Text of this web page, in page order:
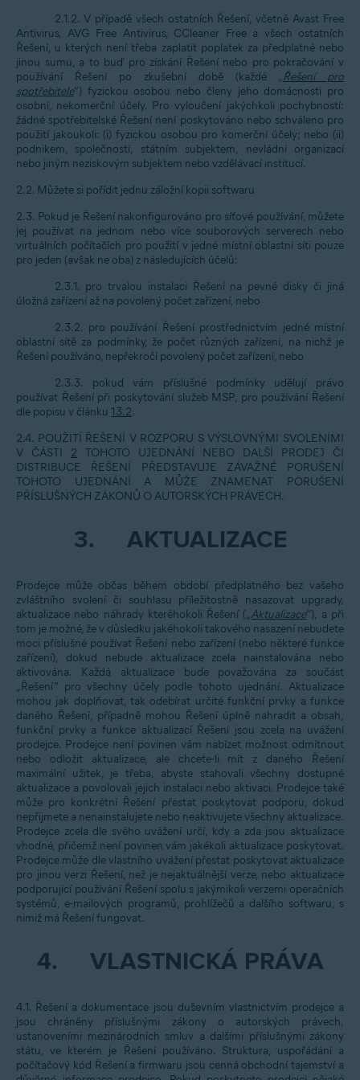
2.1.2. V případě všech ostatních Řešení, včetně Avast Free
Antivirus, AVG Free Antivirus, CCleaner Free a všech ostatních
Řešení, u kterých není třeba zaplatit poplatek za předplatné nebo
jinou sumu, a to buď pro získání Řešení nebo pro pokračování v
používání Řešení po zkušební době (každé „Řešení pro
spotřebitele“) fyzickou osobou nebo členy jeho domácnosti pro
osobní, nekomerční účely. Pro vyloučení jakýchkoli pochybností:
žádné spotřebitelské Řešení není poskytováno nebo schváleno pro
použití jakoukoli: (i) fyzickou osobou pro komerční účely; nebo (ii)
podnikem, společností, státním subjektem, nevládní organizací
nebo jiným neziskovým subjektem nebo vzdělávací institucí.
2.2. Můžete si pořídit jednu záložní kopii softwaru
2.3. Pokud je Řešení nakonfigurováno pro síťové používání, můžete
jej používat na jednom nebo více souborových serverech nebo
virtuálních počítačích pro použití v jedné místní oblastní síti pouze
pro jeden (avšak ne oba) z následujících účelů:
2.3.1. pro trvalou instalaci Řešení na pevné disky či jiná
úložná zařízení až na povolený počet zařízení, nebo
2.3.2. pro používání Řešení prostřednictvím jedné místní
oblastní sítě za podmínky, že počet různých zařízení, na nichž je
Řešení používáno, nepřekročí povolený počet zařízení, nebo
2.3.3. pokud vám příslušné podmínky udělují právo
používat Řešení při poskytování služeb MSP, pro používání Řešení
dle popisu v článku 13.2.
2.4. POUŽITÍ ŘEŠENÍ V ROZPORU S VÝSLOVNÝMI SVOLENÍMI
V ČÁSTI 2 TOHOTO UJEDNÁNÍ NEBO DALŠÍ PRODEJ ČI
DISTRIBUCE ŘEŠENÍ PŘEDSTAVUJE ZÁVAŽNÉ PORUŠENÍ
TOHOTO UJEDNÁNÍ A MŮŽE ZNAMENAT PORUŠENÍ
PŘÍSLUŠNÝCH ZÁKONŮ O AUTORSKÝCH PRÁVECH.
3. AKTUALIZACE
Prodejce může občas během období předplatného bez vašeho
zvláštního svolení či souhlasu příležitostně nasazovat upgrady,
aktualizace nebo náhrady kteréhokoli Řešení („Aktualizace“), a při
tom je možné, že v důsledku jakéhokoli takového nasazení nebudete
moci příslušné používat Řešení nebo zařízení (nebo některé funkce
zařízení), dokud nebude aktualizace zcela nainstalována nebo
aktivována. Každá aktualizace bude považována za součást
„Řešení“ pro všechny účely podle tohoto ujednání. Aktualizace
mohou jak doplňovat, tak odebírat určité funkční prvky a funkce
daného Řešení, případně mohou Řešení úplně nahradit a obsah,
funkční prvky a funkce aktualizací Řešení jsou zcela na uvážení
prodejce. Prodejce není povinen vám nabízet možnost odmítnout
nebo odložit aktualizace, ale chcete-li mít z daného Řešení
maximální užitek, je třeba, abyste stahovali všechny dostupné
aktualizace a povolovali jejich instalaci nebo aktivaci. Prodejce také
může pro konkrétní Řešení přestat poskytovat podporu, dokud
nepřijmete a nenainstalujete nebo neaktivujete všechny aktualizace.
Prodejce zcela dle svého uvážení určí, kdy a zda jsou aktualizace
vhodné, přičemž není povinen vám jakékoli aktualizace poskytovat.
Prodejce může dle vlastního uvážení přestat poskytovat aktualizace
pro jinou verzi Řešení, než je nejaktuálnější verze, nebo aktualizace
podporující používání Řešení spolu s jakýmikoli verzemi operačních
systémů, e-mailových programů, prohlížečů a dalšího softwaru, s
nimiž má Řešení fungovat.
4. VLASTNICKÁ PRÁVA
4.1. Řešení a dokumentace jsou duševním vlastnictvím prodejce a
jsou chráněny příslušnými zákony o autorských právech,
ustanoveními mezinárodních smluv a dalšími příslušnými zákony
státu, ve kterém je Řešení používáno. Struktura, uspořádání a
počítačový kód Řešení a firmwaru jsou cenná obchodní tajemství a